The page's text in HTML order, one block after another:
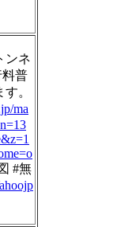
ンネ
料普
。
ma
#無